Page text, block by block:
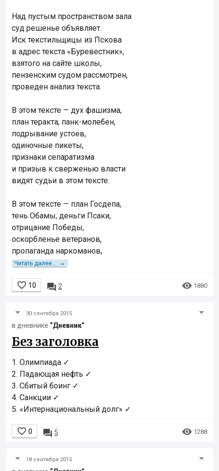
Над пустым пространством зала
суд решенье объявляет.
Иск текстильщицы из Пскова
в адрес текста «Буревестник»,
взятого на сайте школы,
пензенским судом рассмотрен,
проведен анализ текста.
В этом тексте — дух фашизма,
план теракта, панк-молебен,
подрывание устоев,
одиночные пикеты,
признаки сепаратизма
и призыв к сверженью власти
видят судьи в этом тексте.
В этом тексте — план Госдепа,
тень Обамы, деньги Псаки,
отрицание Победы,
оскорбленье ветеранов,
пропаганда наркоманов,
Читать далее... →
 10  2  1880
30 сентября 2015
в дневнике “Дневник”
Без заголовка
1. Олимпиада ✓
2. Падающая нефть ✓
3. Сбитый боинг ✓
4. Санкции ✓
5. «Интернациональный долг» ✓
 0  5  1288
18 сентября 2015